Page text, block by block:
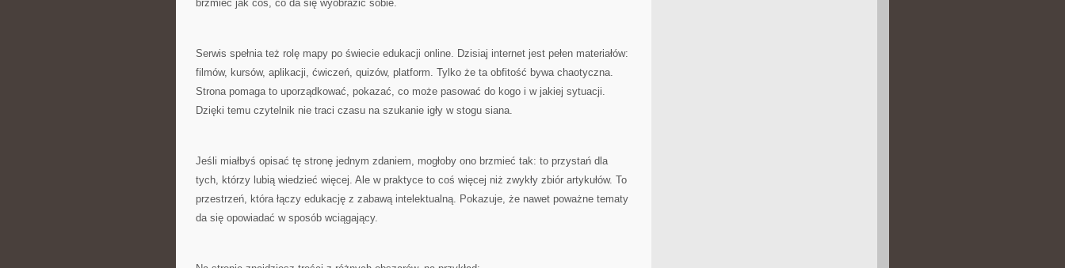
brzmieć jak coś, co da się wyobrazić sobie.
Serwis spełnia też rolę mapy po świecie edukacji online. Dzisiaj internet jest pełen materiałów:
filmów, kursów, aplikacji, ćwiczeń, quizów, platform. Tylko że ta obfitość bywa chaotyczna.
Strona pomaga to uporządkować, pokazać, co może pasować do kogo i w jakiej sytuacji.
Dzięki temu czytelnik nie traci czasu na szukanie igły w stogu siana.
Jeśli miałbyś opisać tę stronę jednym zdaniem, mogłoby ono brzmieć tak: to przystań dla
tych, którzy lubią wiedzieć więcej. Ale w praktyce to coś więcej niż zwykły zbiór artykułów. To
przestrzeń, która łączy edukację z zabawą intelektualną. Pokazuje, że nawet poważne tematy
da się opowiadać w sposób wciągający.